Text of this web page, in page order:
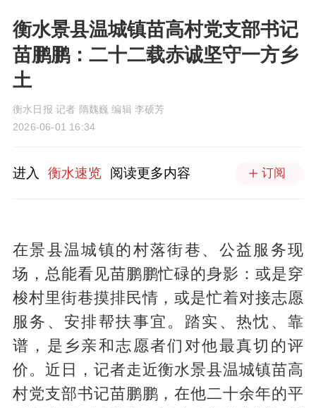
衡水景县温城镇苗高村党支部书记
苗鹏鹏：二十二载赤诚坚守一方乡
土
衡水日报 记者 隋魏巍 编辑 李硕芳
2026-06-01 16:34
进入 衡水速览 阅读更多内容 订阅
在景县温城镇的村落街巷、公益服务现
场，总能看见苗鹏鹏忙碌的身影：或是穿
梭村里街巷摸排民情，或是忙着对接志愿
服务、安排帮扶事宜。踏实、热忱、靠
谱，是乡亲和志愿者们对他最真切的评
价。近日，记者走近衡水景县温城镇苗高
村党支部书记苗鹏鹏，在他二十余年的平